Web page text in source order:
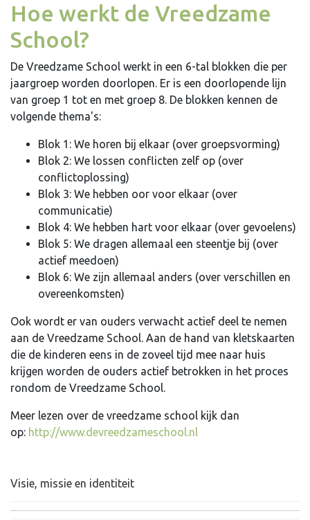
Hoe werkt de Vreedzame
School?
De Vreedzame School werkt in een 6-tal blokken die per
jaargroep worden doorlopen. Er is een doorlopende lijn
van groep 1 tot en met groep 8. De blokken kennen de
volgende thema's:
Blok 1: We horen bij elkaar (over groepsvorming)
Blok 2: We lossen conflicten zelf op (over
conflictoplossing)
Blok 3: We hebben oor voor elkaar (over
communicatie)
Blok 4: We hebben hart voor elkaar (over gevoelens)
Blok 5: We dragen allemaal een steentje bij (over
actief meedoen)
Blok 6: We zijn allemaal anders (over verschillen en
overeenkomsten)
Ook wordt er van ouders verwacht actief deel te nemen
aan de Vreedzame School. Aan de hand van kletskaarten
die de kinderen eens in de zoveel tijd mee naar huis
krijgen worden de ouders actief betrokken in het proces
rondom de Vreedzame School.
Meer lezen over de vreedzame school kijk dan
op: http://www.devreedzameschool.nl
Visie, missie en identiteit